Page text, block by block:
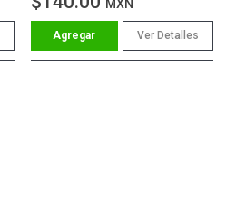
MXN
Ver Detalles